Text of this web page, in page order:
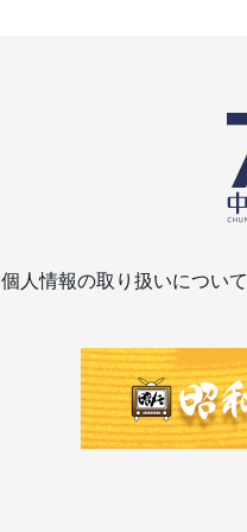
個人情報の取り扱いについて